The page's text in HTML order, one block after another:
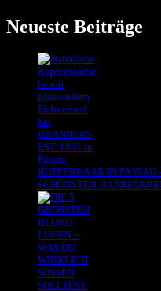
Neueste Beiträge
KUPFERHAAR IN
SCHÖNSTEN